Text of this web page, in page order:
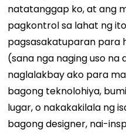
natatanggap ko, at ang
pagkontrol sa lahat ng
pagsasakatuparan para
(sana nga naging uso na
naglalakbay ako para
bagong teknolohiya,
lugar, o nakakakilala ng
bagong designer, nai-